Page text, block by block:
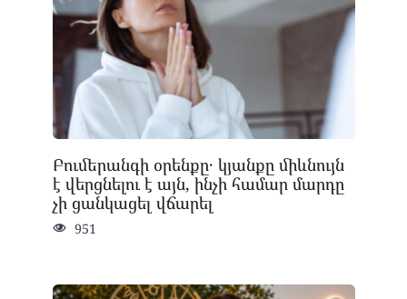
Բումերանգի օրենքը․ կյանքը միևնույն
է վերցնելու է այն, ինչի համար մարդը
չի ցանկացել վճարել
951